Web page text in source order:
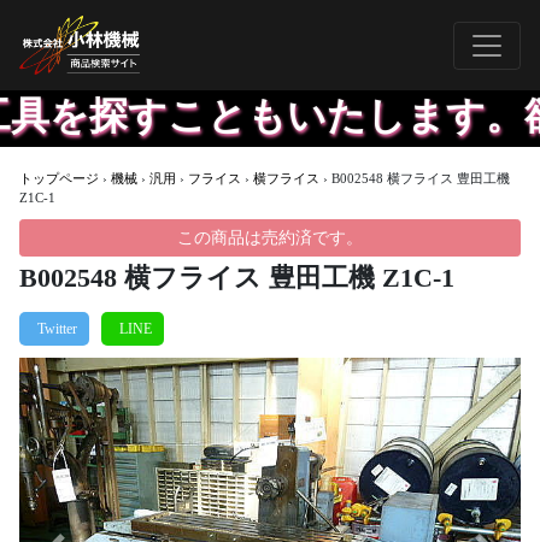
こともいたします。欲
トップページ › 機械 › 汎用 › フライス › 横フライス › B002548 横フライス 豊田工機
Z1C-1
この商品は売約済です。
B002548 横フライス 豊田工機 Z1C-1